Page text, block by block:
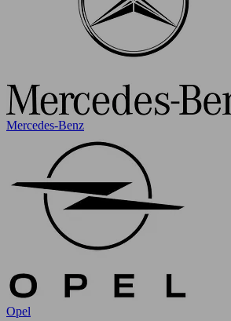
Mercedes-Benz
Opel